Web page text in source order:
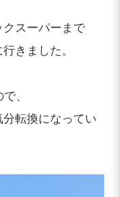
スーパーまで
きました。
、
転換になってい